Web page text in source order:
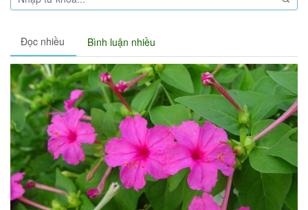
Đọc nhiều Bình luận nhiều